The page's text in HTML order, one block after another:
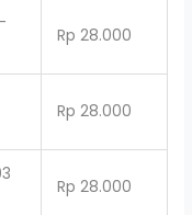
Rp 28.000
Rp 28.000
Rp 28.000